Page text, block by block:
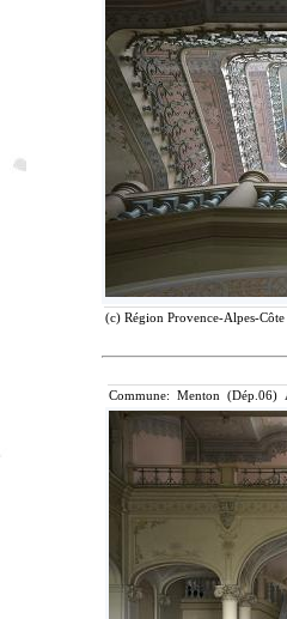
(c) Région Provence-Alpes-
Commune: Menton (Dép.06)